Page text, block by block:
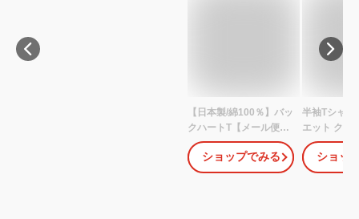
【日本製/綿100％】バッ
クハートT【メール便
8】ショート丈/Tシャツ/
短め/クロップド丈/半袖/
へそだし/コンパクトT
ショップでみる
半袖Tシャツ
エット クロ
ADMIRER
ズ ジュニア
プリント ト
ショッ